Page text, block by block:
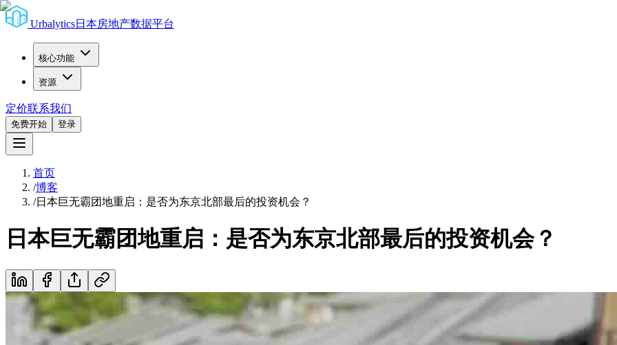
Urbalytics日本房地产数据平台
核心功能
资源
定价联系我们
免费开始 登录
首页
/博客
/日本巨无霸团地重启：是否为东京北部最后的投资机会？
日本巨无霸团地重启：是否为东京北部最后的投资机会？